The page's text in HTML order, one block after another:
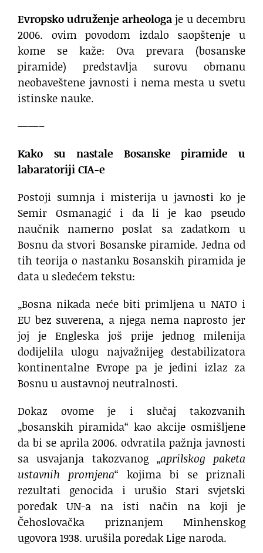
Evropsko udruženje arheologaje u decembru
2006. ovim povodom izdalo saopštenje u
kome se kaže: Ova prevara (bosanske
piramide) predstavlja surovu obmanu
neobaveštene javnosti i nema mesta u svetu
istinske nauke.
——–
Kako su nastale Bosanske piramide u
labaratoriji CIA-e
Postoji sumnja i misterija u javnosti ko je
Semir Osmanagić i da li je kao pseudo
naučnik namerno poslat sa zadatkom u
Bosnu da stvori Bosanske piramide. Jedna od
tih teorija o nastanku Bosanskih piramida je
data u sledećem tekstu:
„Bosna nikada neće biti primljena u NATO i
EU bez suverena, a njega nema naprosto jer
joj je Engleska još prije jednog milenija
dodijelila ulogu najvažnijeg destabilizatora
kontinentalne Evrope pa je jedini izlaz za
Bosnu u austavnoj neutralnosti.
Dokaz ovome je i slučaj takozvanih
„bosanskih piramida“ kao akcije osmišljene
da bi se aprila 2006. odvratila pažnja javnosti
sa usvajanja takozvanog „aprilskog paketa
ustavnih promjena“ kojima bi se priznali
rezultati genocida i urušio Stari svjetski
poredak UN-a na isti način na koji je
Čehoslovačka priznanjem Minhenskog
ugovora 1938. urušila poredak Lige naroda.